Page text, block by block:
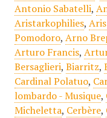
Antonio Sabatelli,
Aristarkophilies,
Pomodoro, Arno
Arturo Francis,
Bersaglieri, Biarritz,
Cardinal Polatuo,
lombardo - Musique,
Micheletta, Cerbère,